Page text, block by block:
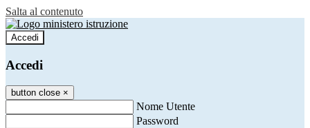
Salta al contenuto
Accedi
Accedi
button close ×
Nome Utente
Password